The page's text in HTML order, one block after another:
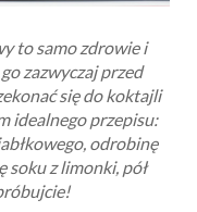
to samo zdrowie i
zazwyczaj przed
się do koktajli
idealnego przepisu:
odrobinę
soku z limonki, pół